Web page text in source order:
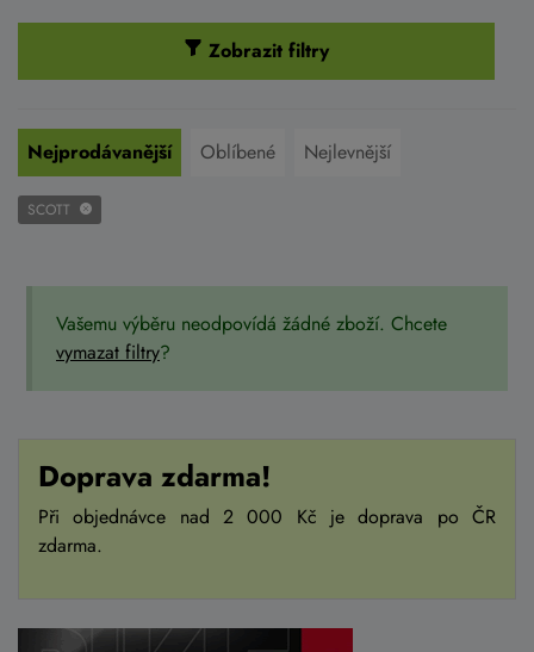
Zobrazit filtry
Nejprodávanější Oblíbené Nejlevnější
SCOTT
Vašemu výběru neodpovídá žádné zboží. Chcete
vymazat filtry?
Doprava zdarma!
Při objednávce nad 2 000 Kč je doprava po ČR
zdarma.